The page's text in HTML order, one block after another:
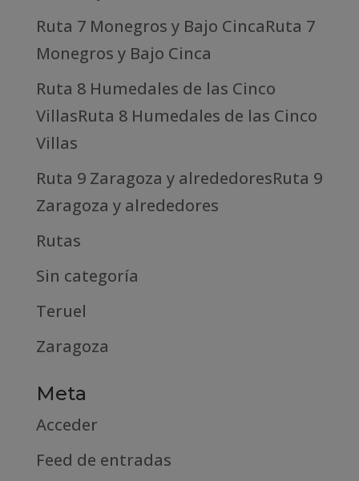
Ruta 7 Monegros y Bajo CincaRuta 7
Monegros y Bajo Cinca
Ruta 8 Humedales de las Cinco
VillasRuta 8 Humedales de las Cinco
Villas
Ruta 9 Zaragoza y alrededoresRuta 9
Zaragoza y alrededores
Rutas
Sin categoría
Teruel
Zaragoza
Meta
Acceder
Feed de entradas